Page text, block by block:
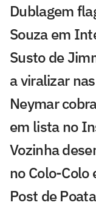
Dublagem
Souza em
Susto de
a viralizar
Neymar
em lista no
Vozinha
no Colo-
Post de